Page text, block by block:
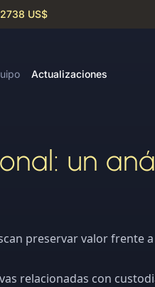
US$
Actualizaciones
un
preservar valor frente
relacionadas con